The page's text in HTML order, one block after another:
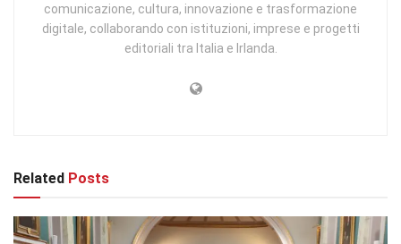
comunicazione, cultura, innovazione e trasformazione
digitale, collaborando con istituzioni, imprese e progetti
editoriali tra Italia e Irlanda.
Related Posts